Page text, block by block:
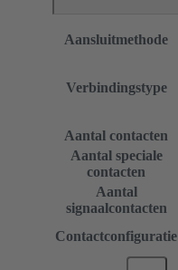
Aansluitmethode
Verbindingstype
Aantal contacten
Aantal speciale
contacten
Aantal
signaalcontacten
Contactconfiguratie